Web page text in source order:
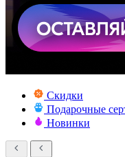
Скидки
Подарочные
Новинки